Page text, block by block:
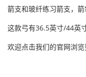
箭支和玻纤练习箭支，
这款弓有36.5英寸/44英
欢迎点击我们的官网浏览